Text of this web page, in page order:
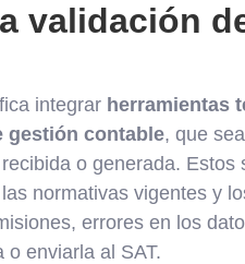
validación
integrar herramientas
gestión contable, que
o generada. Estos
normativas vigentes y
errores en los
enviarla al SAT.